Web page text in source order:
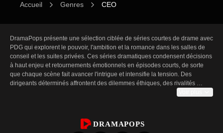
Accueil Genres CEO
DramaPops présente une sélection ciblée de séries courtes de drame avec
PDG qui explorent le pouvoir, l'ambition et la romance dans les salles de
conseil et les suites privées. Ces séries dramatiques condensent décisions
à haut enjeu et retournements émotionnels en épisodes courts, de sorte
que chaque scène fait avancer l'intrigue et intensifie la tension. Des
dirigeants déterminés affrontent des dilemmes éthiques, des rivalités
de moments intimes, ponctué de cliffhangers qui incitent à enchaîner les
épisodes. Cette page regroupe des dramas en ligne sélectionnés centrés
DRAMAPOPS